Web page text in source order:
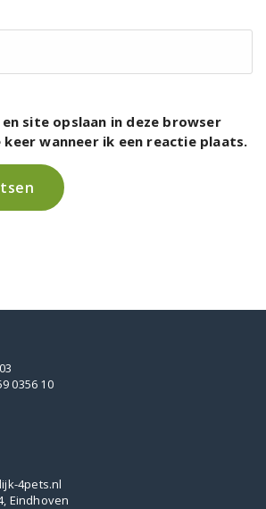
site opslaan in deze browser
wanneer ik een reactie plaats.
0356 10
4pets.nl
Eindhoven